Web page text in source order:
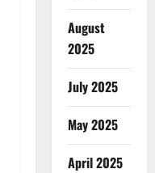
August
2025
July 2025
May 2025
April 2025